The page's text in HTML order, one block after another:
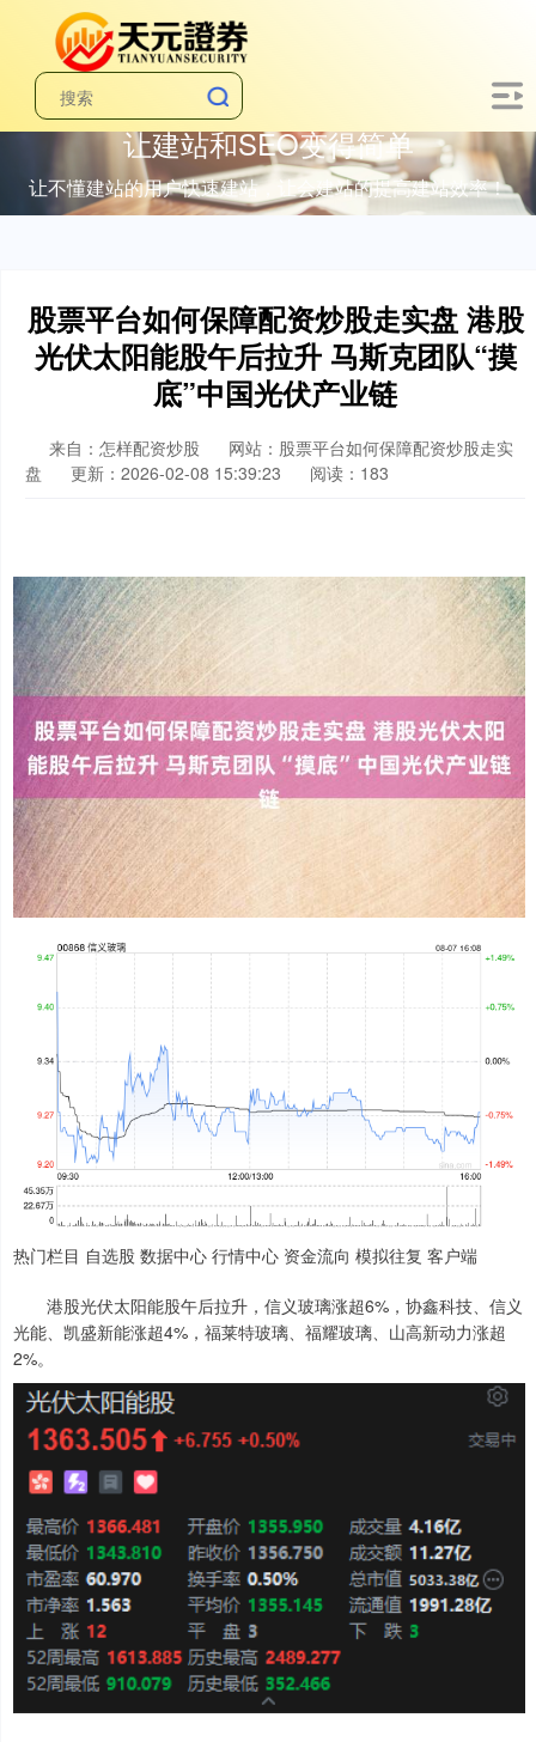
让建站和SEO变得简单
让不懂建站的用户快速建站，让会建站的提高建站效率！
股票平台如何保障配资炒股走实盘 港股
光伏太阳能股午后拉升 马斯克团队“摸
底”中国光伏产业链
来自：怎样配资炒股
网站：股票平台如何保障配资炒股走实
盘
更新：2026-02-08 15:39:23 阅读：183
热门栏目 自选股 数据中心 行情中心 资金流向 模拟往复 客户端
港股光伏太阳能股午后拉升，信义玻璃涨超6%，协鑫科技、信义
光能、凯盛新能涨超4%，福莱特玻璃、福耀玻璃、山高新动力涨超
2%。